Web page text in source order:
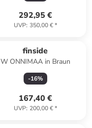
292,95 €
UVP: 350,00 €*
finside
W ONNIMAA in Braun
-16%
167,40 €
UVP: 200,00 €*